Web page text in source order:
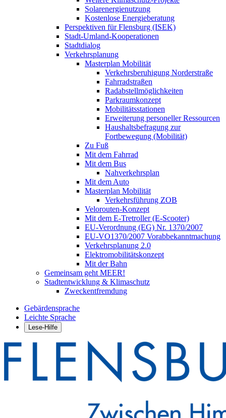
Solarenergienutzung
Kostenlose Energieberatung
Perspektiven für Flensburg (ISEK)
Stadt-Umland-Kooperationen
Stadtdialog
Verkehrsplanung
Masterplan Mobilität
Verkehrsberuhigung Norderstraße
Fahrradstraßen
Radabstellmöglichkeiten
Parkraumkonzept
Mobilitätsstationen
Erweiterung personeller Ressourcen
Haushaltsbefragung zur
Fortbewegung (Mobilität)
Zu Fuß
Mit dem Fahrrad
Mit dem Bus
Nahverkehrsplan
Mit dem Auto
Masterplan Mobilität
Verkehrsführung ZOB
Velorouten-Konzept
Mit dem E-Tretroller (E-Scooter)
EU-Verordnung (EG) Nr. 1370/2007
EU-VO1370/2007 Vorabbekanntmachung
Verkehrsplanung 2.0
Elektromobilitätskonzept
Mit der Bahn
Gemeinsam geht MEER!
Stadtentwicklung & Klimaschutz
Zweckentfremdung
Gebärdensprache
Leichte Sprache
Lese-Hilfe